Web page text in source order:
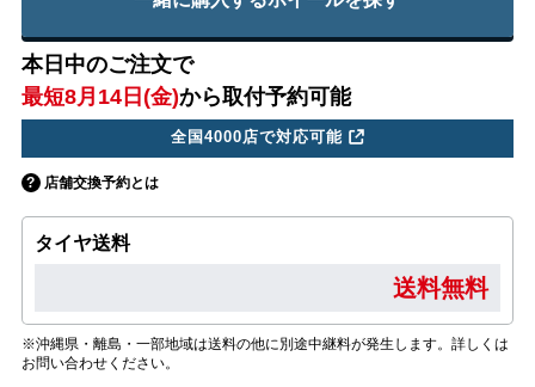
本日中のご注文で
最短8月14日(金)から取付予約可能
全国4000店で対応可能
店舗交換予約とは
タイヤ送料
送料無料
※沖縄県・離島・一部地域は送料の他に別途中継料が発生します。詳しくは
お問い合わせください。